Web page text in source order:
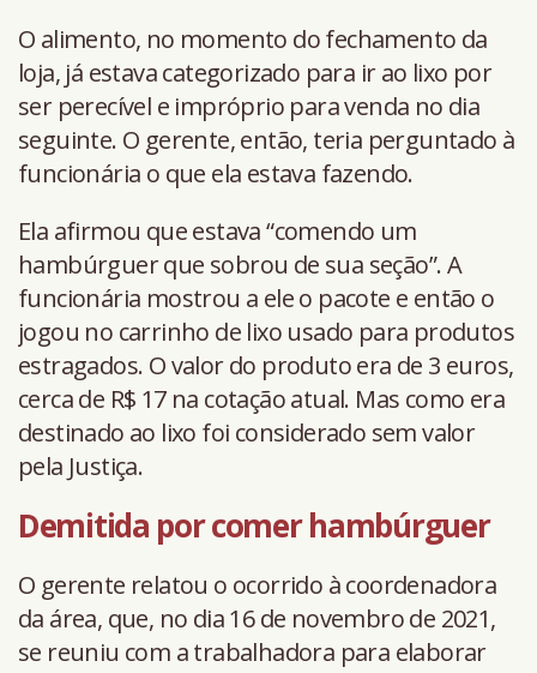
O alimento, no momento do fechamento da
loja, já estava categorizado para ir ao lixo por
ser perecível e impróprio para venda no dia
seguinte. O gerente, então, teria perguntado à
funcionária o que ela estava fazendo.
Ela afirmou que estava “comendo um
hambúrguer que sobrou de sua seção”. A
funcionária mostrou a ele o pacote e então o
jogou no carrinho de lixo usado para produtos
estragados. O valor do produto era de 3 euros,
cerca de R$ 17 na cotação atual. Mas como era
destinado ao lixo foi considerado sem valor
pela Justiça.
Demitida por comer hambúrguer
O gerente relatou o ocorrido à coordenadora
da área, que, no dia 16 de novembro de 2021,
se reuniu com a trabalhadora para elaborar